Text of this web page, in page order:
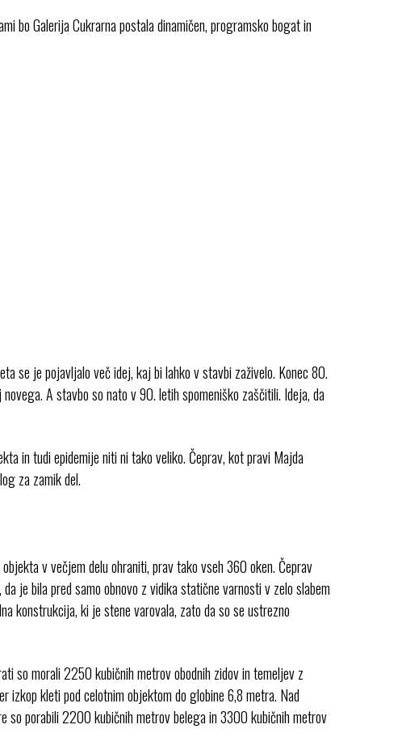
bo Galerija Cukrarna postala dinamičen, programsko bogat in
se je pojavljalo več idej, kaj bi lahko v stavbi zaživelo. Konec 80.
A stavbo so nato v 90. letih spomeniško zaščitili. Ideja, da
in tudi epidemije niti ni tako veliko. Čeprav, kot pravi Majda
za zamik del.
v večjem delu ohraniti, prav tako vseh 360 oken. Čeprav
je bila pred samo obnovo z vidika statične varnosti v zelo slabem
konstrukcija, ki je stene varovala, zato da so se ustrezno
so morali 2250 kubičnih metrov obodnih zidov in temeljev z
kleti pod celotnim objektom do globine 6,8 metra. Nad
so porabili 2200 kubičnih metrov belega in 3300 kubičnih metrov